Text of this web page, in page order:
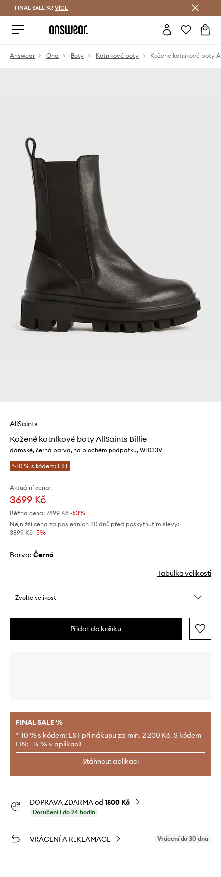
FINAL SALE %! VÍCE
Answear Ona Boty Kotníkové boty
AllSaints
Kožené kotníkové boty AllSaints Billie
dámské, černá barva, na plochém podpatku, WF033V
*-10 % s kódem: LST
Aktuální cena:
3699 Kč
Běžná cena: 7899 Kč -53%
Nejnižší cena za posledních 30 dnů před poskytnutím slevy:
3899 Kč -5%
Barva: černá
Tabulka velikosti
Zvolte velikost
Přidat do košíku
FINAL SALE %
*-10 % s kódem: LST při nákupu za min. 2 200 Kč. S kódem
FIN: -15 % v aplikaci!
Stáhnout aplikaci
DOPRAVA ZDARMA od 1800 Kč
Doručení i do 24 hodin
VRÁCENÍ A REKLAMACE Vrácení do 30 dnů